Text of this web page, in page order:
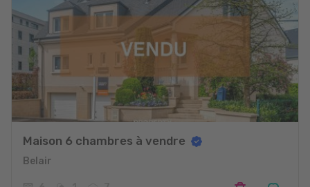
Maison 6 chambres à vendre
Belair